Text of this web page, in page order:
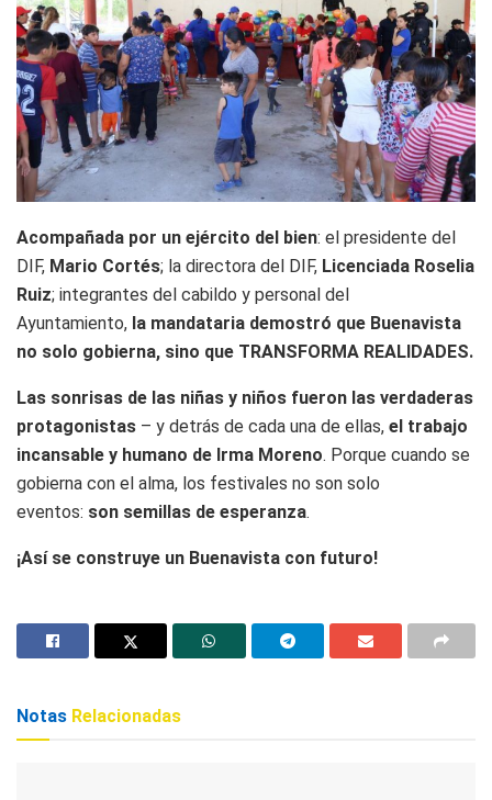
Acompañada por un ejército del bien: el presidente del
DIF, Mario Cortés; la directora del DIF, Licenciada Roselia
Ruiz; integrantes del cabildo y personal del
Ayuntamiento, la mandataria demostró que Buenavista
no solo gobierna, sino que TRANSFORMA REALIDADES.
Las sonrisas de las niñas y niños fueron las verdaderas
protagonistas – y detrás de cada una de ellas, el trabajo
incansable y humano de Irma Moreno. Porque cuando se
gobierna con el alma, los festivales no son solo
eventos: son semillas de esperanza.
¡Así se construye un Buenavista con futuro!
Notas Relacionadas